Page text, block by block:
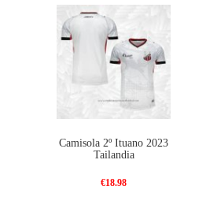
Camisola 2º Ituano 2023
Tailandia
€18.98